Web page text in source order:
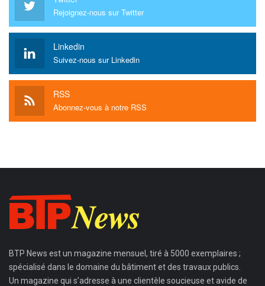
Rejoignez-nous sur Twitter
Linkedin
Suivez-nous sur Linkedin
RSS
Abonnez-vous à notre RSS
BTP News est un magazine mensuel, tiré à 5000 exemplaires ;
spécialisé dans le domaine du bâtiment et des travaux publics.
Un magazine qui s’adresse à une clientèle soucieuse et avide de